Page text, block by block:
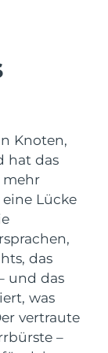
Knoten,
hat das
mehr
Lücke
das
und das
was
vertraute
–
go
device
toothbrush
Lieferung
Lieferung
12/08/2026
Lieferung
Lieferung
17/08/2026
Lieferung
14/08/2026